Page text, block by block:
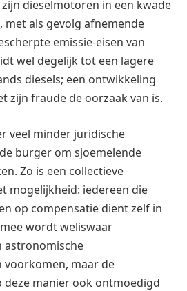
dieselmotoren in een kwade
met als gevolg afnemende
emissie-eisen van
wel degelijk tot een lagere
diesels; een ontwikkeling
zijn fraude de oorzaak van is.
veel minder juridische
burger om sjoemelende
Zo is een collectieve
mogelijkheid: iedereen die
op compensatie dient zelf in
wordt weliswaar
astronomische
voorkomen, maar de
manier ook ontmoedigd